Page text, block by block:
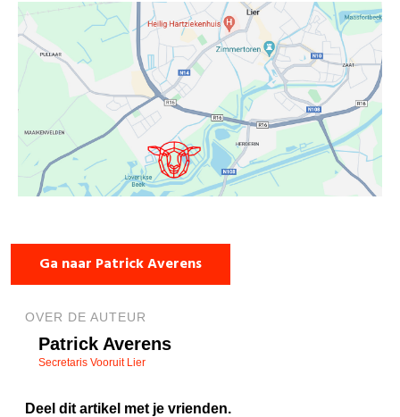
Ga naar Patrick Averens
OVER DE AUTEUR
Patrick Averens
Secretaris Vooruit Lier
Deel dit artikel met je vrienden.